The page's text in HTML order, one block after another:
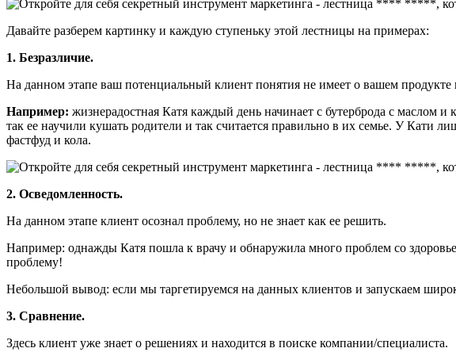
Давайте разберем картинку и каждую ступеньку этой лестницы на примерах:
1. Безразличие.
На данном этапе ваш потенциальный клиент понятия не имеет о вашем
Например: жизнерадостная Катя каждый день начинает с бутерброда с маслом
так ее научили кушать родители и так считается правильно в их семье. У Кати
фастфуд и кола.
2. Осведомленность.
На данном этапе клиент осознал проблему, но не знает как ее решить.
Например: однажды Катя пошла к врачу и обнаружила много проблем со
проблему!
Небольшой вывод: если мы таргетируемся на данных клиентов и запускаем
3. Сравнение.
Здесь клиент уже знает о решениях и находится в поиске компании/специалиста.